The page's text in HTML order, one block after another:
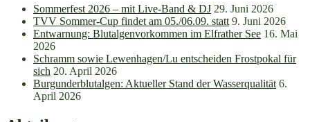
Sommerfest 2026 – mit Live-Band & DJ 29. Juni 2026
TVV Sommer-Cup findet am 05./06.09. statt 9. Juni 2026
Entwarnung: Blutalgenvorkommen im Elfrather See 16. Mai
2026
Schramm sowie Lewenhagen/Lu entscheiden Frostpokal für
sich 20. April 2026
Burgunderblutalgen: Aktueller Stand der Wasserqualität 6.
April 2026